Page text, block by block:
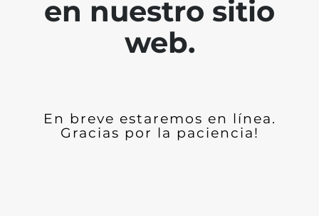
en nuestro sitio
web.
En breve estaremos en línea.
Gracias por la paciencia!